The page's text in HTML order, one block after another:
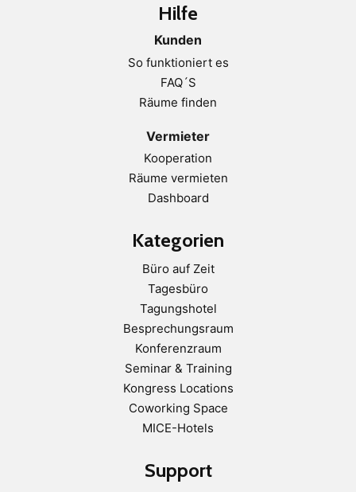
Hilfe
Kunden
So funktioniert es
FAQ´S
Räume finden
Vermieter
Kooperation
Räume vermieten
Dashboard
Kategorien
Büro auf Zeit
Tagesbüro
Tagungshotel
Besprechungsraum
Konferenzraum
Seminar & Training
Kongress Locations
Coworking Space
MICE-Hotels
Support